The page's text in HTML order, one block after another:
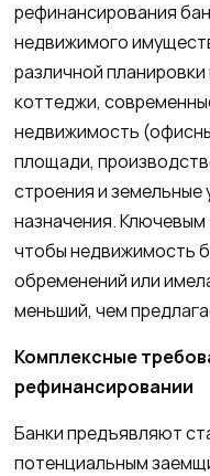
рефинансирования
недвижимого
различной
коттеджи,
недвижимость
площади,
строения и земельные
назначения.
чтобы недвижимость
обременений или
меньший, чем
Комплексные
рефинансировании
Банки предъявляют
потенциальным